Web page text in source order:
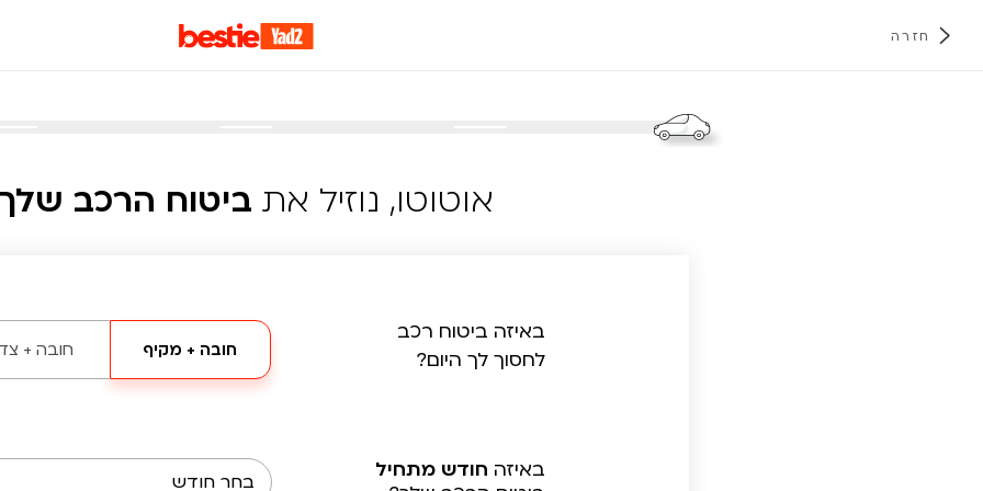
חזרה
אוטוטו, נוזיל את ביטוח הרכב
באיזה ביטוח רכב
לחסוך לך היום?
חובה + מקיף חובה +
באיזה חודש מתחיל